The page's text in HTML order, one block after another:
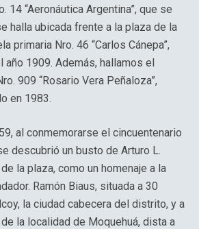
14 “Aeronáutica Argentina”, que se
halla ubicada frente a la plaza de la
primaria Nro. 46 “Carlos Cánepa”,
año 1909. Además, hallamos el
909 “Rosario Vera Peñaloza”,
en 1983.
al conmemorarse el cincuentenario
descubrió un busto de Arturo L.
la plaza, como un homenaje a la
Ramón Biaus, situada a 30
la ciudad cabecera del distrito, y a
la localidad de Moquehuá, dista a